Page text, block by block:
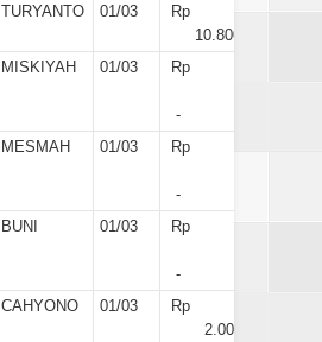
TURYANTO 01/03
Rp
10.800
MISKIYAH 01/03 Rp
-
MESMAH 01/03 Rp
-
BUNI 01/03 Rp
-
CAHYONO 01/03
Rp
2.000